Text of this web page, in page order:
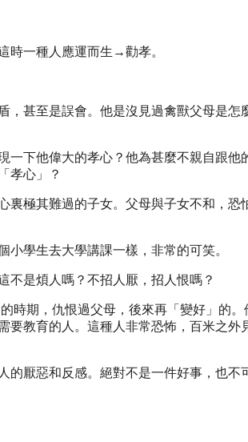
時一種人應運而生→勸孝。
甚至是誤會。他是沒見過禽獸父母是怎
下他偉大的孝心？他為甚麼不親自跟他
孝心」？
極其難過的子女。父母與子女不和，恐
學生去大學講課一樣，非常的可笑。
不是煩人嗎？不招人厭，招人恨嗎？
時期，仇恨過父母，後來再「變好」的
教育的人。這種人非常恐怖，百米之外
厭惡和反感。絕對不是一件好事，也不